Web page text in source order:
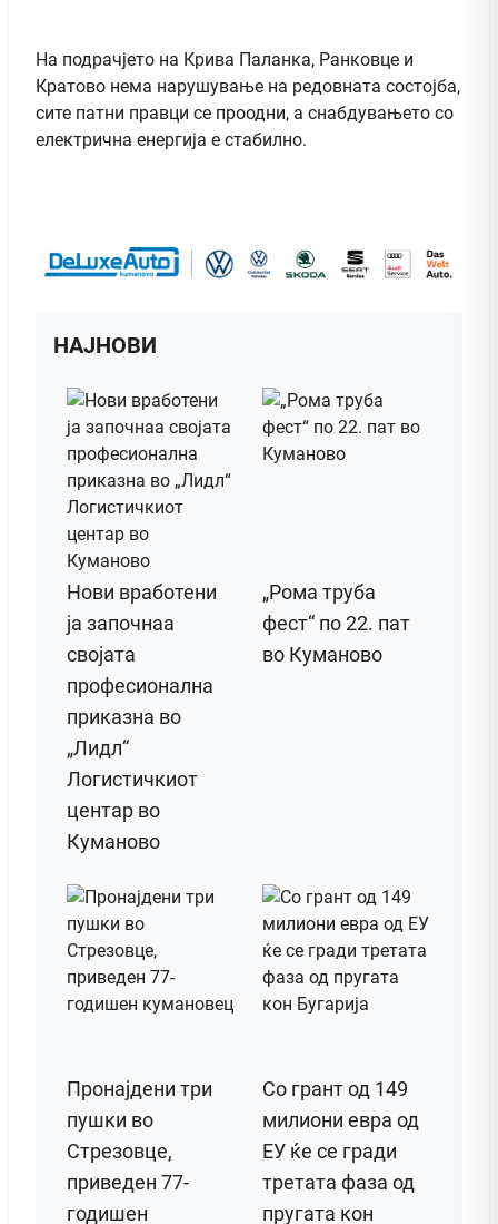
На подрачјето на Крива Паланка, Ранковце и
Кратово нема нарушување на редовната состојба,
сите патни правци се проодни, а снабдувањето со
електрична енергија е стабилно.
НАЈНОВИ
Нови вработени
ја започнаа
својата
професионална
приказна во
„Лидл“
Логистичкиот
центар во
Куманово
„Рома труба
фест“ по 22. пат
во Куманово
Пронајдени три
пушки во
Стрезовце,
приведен 77-
годишен
Со грант од 149
милиони евра од
ЕУ ќе се гради
третата фаза од
пругата кон